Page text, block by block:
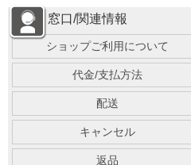
窓口/関連情報
ショップご利用について
代金/支払方法
配送
キャンセル
返品